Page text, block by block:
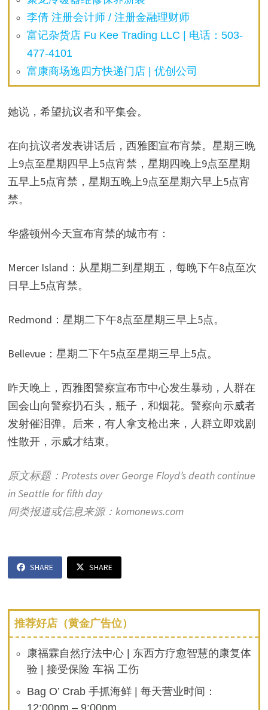
李倩 注册会计师 / 注册金融理财师
富记杂货店 Fu Kee Trading LLC | 电话：503-
477-4101
富康商场逸四方快递门店 | 优创公司
她说，希望抗议者和平集会。
在向抗议者发表讲话后，西雅图宣布宵禁。星期三晚
上9点至星期四早上5点宵禁，星期四晚上9点至星期
五早上5点宵禁，星期五晚上9点至星期六早上5点宵
禁。
华盛顿州今天宣布宵禁的城市有：
Mercer Island：从星期二到星期五，每晚下午8点至次
日早上5点宵禁。
Redmond：星期二下午8点至星期三早上5点。
Bellevue：星期二下午5点至星期三早上5点。
昨天晚上，西雅图警察宣布市中心发生暴动，人群在
国会山向警察扔石头，瓶子，和烟花。警察向示威者
发射催泪弹。后来，有人拿支枪出来，人群立即戏剧
性散开，示威才结束。
原文标题：Protests over George Floyd’s death continue
in Seattle for fifth day
同类报道或信息来源：komonews.com
SHARE SHARE
推荐好店（黄金广告位）
康福霖自然疗法中心 | 东西方疗愈智慧的康复体
验 | 接受保险 车祸 工伤
Bag O’ Crab 手抓海鲜 | 每天营业时间：
12:00pm – 9:00pm